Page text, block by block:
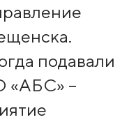
подавали
«АБС» –